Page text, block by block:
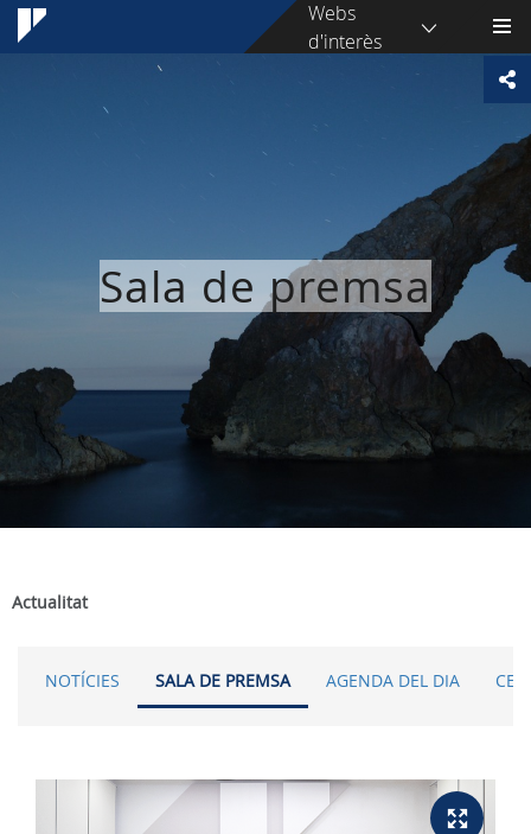
Webs
d'interès
Sala de premsa
Actualitat
NOTÍCIES SALA DE PREMSA AGENDA DEL DIA